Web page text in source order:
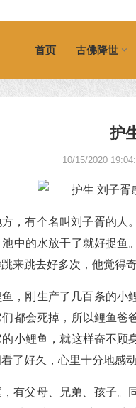
首页 古佛降世
护
10/15/2020
，有个名叫刘子胥的人
中的水放干了就好捉
来跳去好多次，他觉得
，刚生产了几百条的小
都会死掉，所以鲤鱼爸
小鲤鱼，就这样奋不
了好久，心里十分地感
有父母、兄弟、孩子。